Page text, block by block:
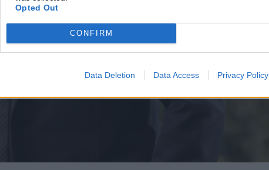
Opted Out
CONFIRM
Data Deletion Data Access Privacy Policy